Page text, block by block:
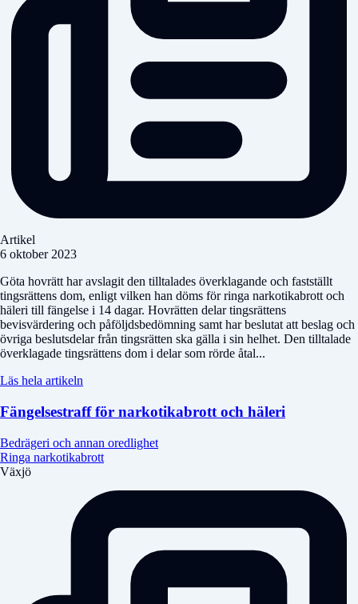
Artikel
6 oktober 2023
Göta hovrätt har avslagit den tilltalades överklagande och fastställt
tingsrättens dom, enligt vilken han döms för ringa narkotikabrott och
häleri till fängelse i 14 dagar. Hovrätten delar tingsrättens
bevisvärdering och påföljdsbedömning samt har beslutat att beslag och
övriga beslutsdelar från tingsrätten ska gälla i sin helhet. Den tilltalade
överklagade tingsrättens dom i delar som rörde åtal...
Läs hela artikeln
Fängelsestraff för narkotikabrott och häleri
Bedrägeri och annan oredlighet
Ringa narkotikabrott
Växjö